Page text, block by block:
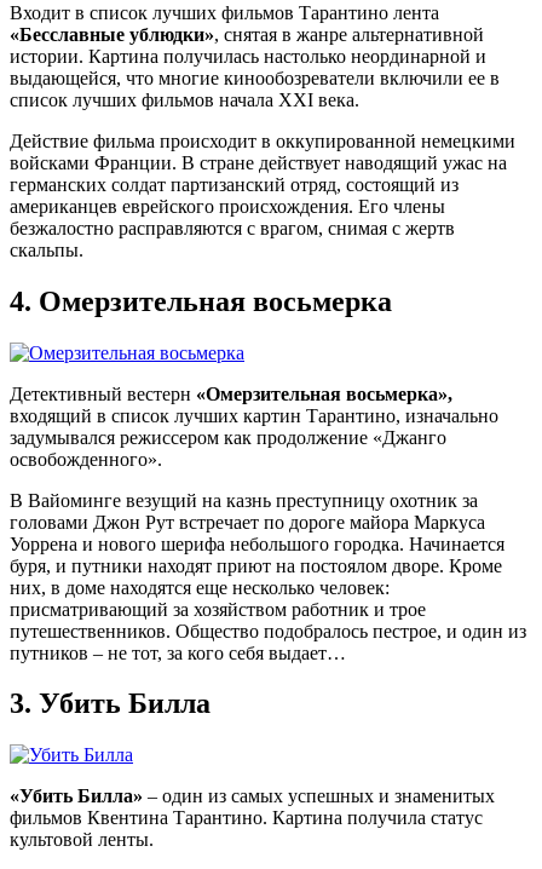
Входит в список лучших фильмов Тарантино лента
«Бесславные ублюдки», снятая в жанре альтернативной
истории. Картина получилась настолько неординарной и
выдающейся, что многие кинообозреватели включили ее в
список лучших фильмов начала XXI века.
Действие фильма происходит в оккупированной немецкими
войсками Франции. В стране действует наводящий ужас на
германских солдат партизанский отряд, состоящий из
американцев еврейского происхождения. Его члены
безжалостно расправляются с врагом, снимая с жертв
скальпы.
4. Омерзительная восьмерка
Детективный вестерн «Омерзительная восьмерка»,
входящий в список лучших картин Тарантино, изначально
задумывался режиссером как продолжение «Джанго
освобожденного».
В Вайоминге везущий на казнь преступницу охотник за
головами Джон Рут встречает по дороге майора Маркуса
Уоррена и нового шерифа небольшого городка. Начинается
буря, и путники находят приют на постоялом дворе. Кроме
них, в доме находятся еще несколько человек:
присматривающий за хозяйством работник и трое
путешественников. Общество подобралось пестрое, и один из
путников – не тот, за кого себя выдает…
3. Убить Билла
«Убить Билла» – один из самых успешных и знаменитых
фильмов Квентина Тарантино. Картина получила статус
культовой ленты.